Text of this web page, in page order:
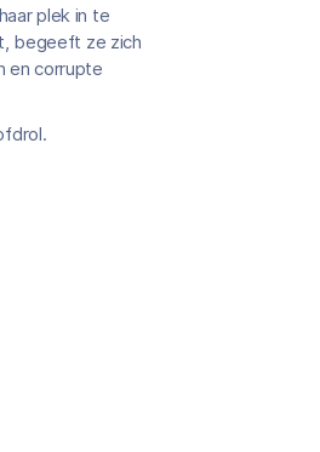
plek in te
begeeft ze zich
en corrupte